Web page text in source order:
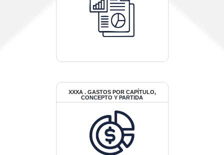
XXXA . GASTOS POR CAPÍTULO,
CONCEPTO Y PARTIDA